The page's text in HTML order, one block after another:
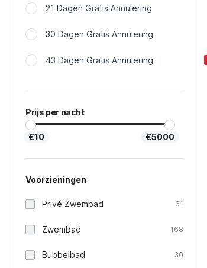
21 Dagen Gratis Annulering
30 Dagen Gratis Annulering
43 Dagen Gratis Annulering
Prijs per nacht
€10 €5000
Voorzieningen
Privé Zwembad 61
Zwembad 168
Bubbelbad 30